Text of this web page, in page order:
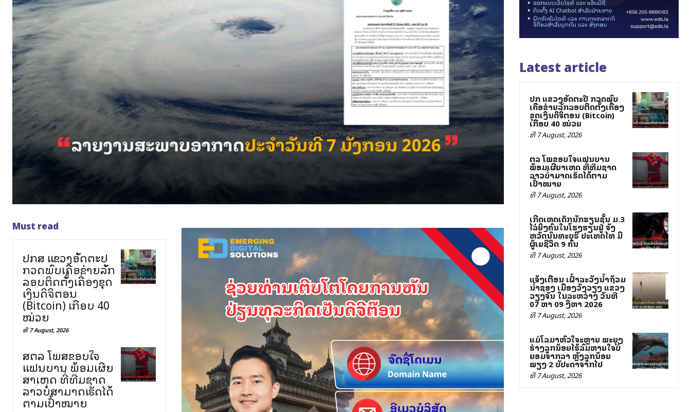
Must read
ປກສ ແຂວງອັດຕະປື
ກວດພົບເຄືອຂ່າຍລັກ
ລອບຕິດຕັ້ງເຄື່ອງຂຸດ
ເງິນດິຈິຕອນ
(Bitcoin) ເກືອບ 40
ໝ່ວຍ
ທີ 7 August, 2026
ສຕລ ໂພສຂອບໃຈ
ແຟນບານ ພ້ອມເຜີຍ
ສາເຫດ ທີ່ທີມຊາດ
ລາວບໍ່ສາມາດເຮັດໄດ້
ຕາມເປົ້າໝາຍ
Latest article
ປກສ ແຂວງອັດຕະປື ກວດພົບ
ເຄືອຂ່າຍລັກລອບຕິດຕັ້ງເຄື່ອງ
ຂຸດເງິນດິຈິຕອນ (Bitcoin)
ເກືອບ 40 ໝ່ວຍ
ທີ 7 August, 2026
ສຕລ ໂພສຂອບໃຈແຟນບານ
ພ້ອມເຜີຍສາເຫດ ທີ່ທີມຊາດ
ລາວບໍ່ສາມາດເຮັດໄດ້ຕາມ
ເປົ້າໝາຍ
ທີ 7 August, 2026
ເກີດເຫດເດັກນັກຮຽນຊັ້ນ ມ.3
ໄລ່ຍິງຄົນໃນໂຮງຮຽນຢູ່ ຈັງ
ຫວັດນົນທະບຸຣີ ປະເທດໄທ ມີ
ຜູ້ເສຍຊີວິດ 9 ຄົນ
ທີ 7 August, 2026
ແຈ້ງເຕືອນ ເຝົ້າລະວັງນ້ຳຖ້ວມ
ນ້ຳຊອງ ເມືອງວັງວຽງ ແຂວງ
ວຽງຈັນ ໃນລະຫວ່າງ ວັນທີ
07 ຫາ 09 ສິງຫາ 2026
ທີ 7 August, 2026
ແມ່ໂລມາຫົວໃຈສະຫຼາຍ ພະຍຸງ
ຮ່າງລູກນ້ອຍໄຮ້ລົມຫາຍໃຈບໍ່
ຍອມຈາກລາ ຫຼັງລູກນ້ອຍ
ພຽງ 2 ສັບປະດາຈາກໄປ
ທີ 7 August, 2026